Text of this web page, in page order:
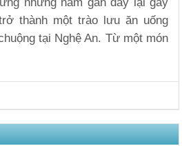
thành một trào lưu ăn uống
tại Nghệ An. Từ một món